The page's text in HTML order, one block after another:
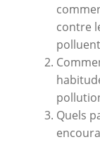
contre
Quels